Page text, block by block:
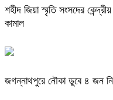
শহীদ জিয়া স্মৃতি সংসদের
কামাল
জগন্নাথপুরে নৌকা ডুবে ৪ জন